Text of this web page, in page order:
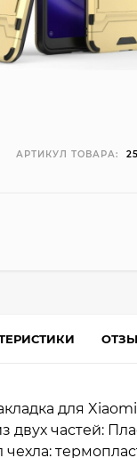
АРТИКУЛ ТОВАРА:
для
двух частей:
чехла: